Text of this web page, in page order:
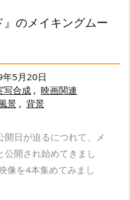
のメイキングムー
年5月20日
写合成 , 映画関連
景 , 背景
日が迫るにつれて、メ
公開され始めてきまし
像を4本集めてみまし